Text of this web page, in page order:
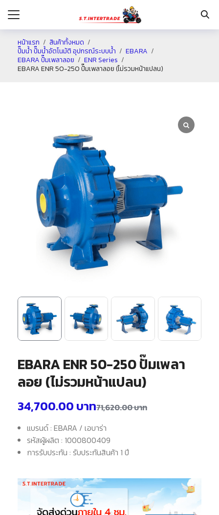
หน้าแรก
สินค้าทั้งหมด
ปั๊มน้ำ ปั๊มน้ำอัตโนมัติ อุปกรณ์ระบบน้ำ
EBARA
EBARA ปั๊มเพลาลอย
ENR Series
EBARA ENR 50-250 ปั๊มเพลาลอย (ไม่รวมหน้าแปลน)
EBARA ENR 50-250 ปั๊มเพลา
ลอย (ไม่รวมหน้าแปลน)
71,620.00บาท
34,700.00 บาท
แบรนด์ : EBARA / เอบาร่า
รหัสผู้ผลิต : 1000800409
การรับประกัน : รับประกันสินค้า 1 ปี